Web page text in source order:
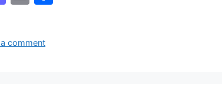
o l
comment